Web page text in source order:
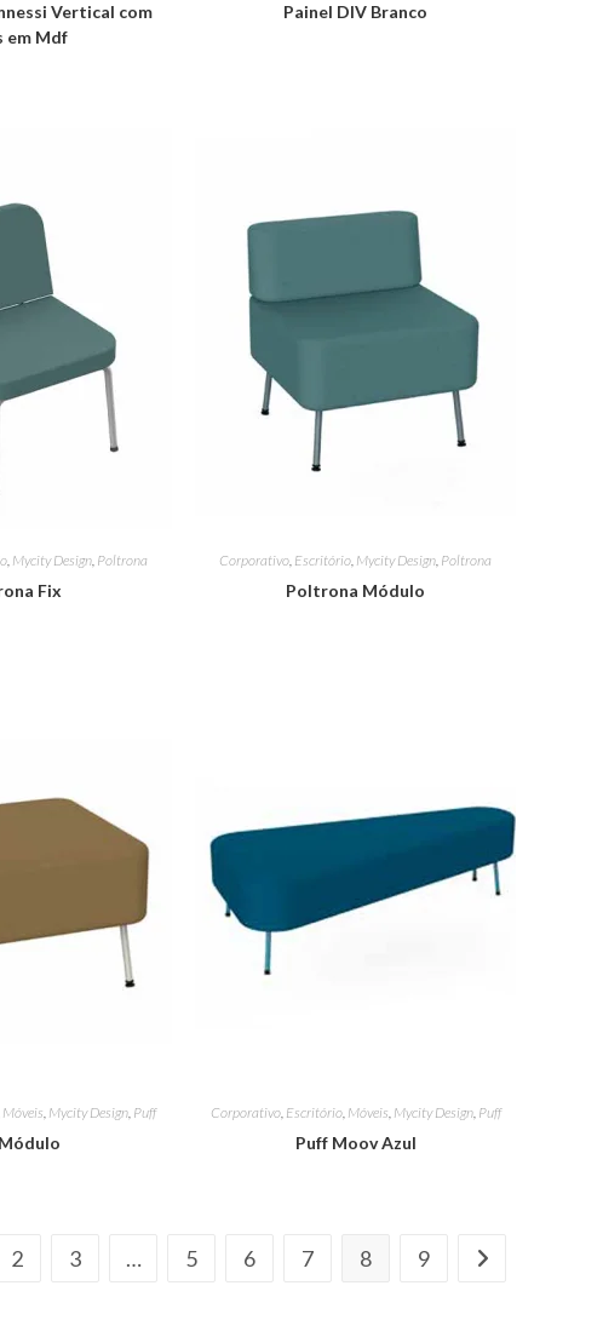
Vertical com
em Mdf
Painel DIV Branco
, Mycity Design, Poltrona
Fix
Corporativo Escritório Mycity Design Poltrona
Poltrona Módulo
Móveis, Mycity Design, Puff Corporativo, Escritório, Móveis, Mycity Design, Puff
Puff Moov Azul
2 3 … 5 6 7 8 9